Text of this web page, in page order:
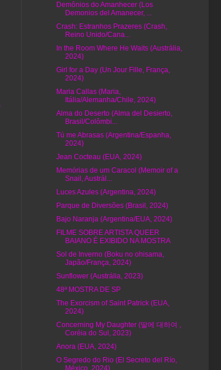
Demônios do Amanhecer (Los
Demonios del Amanecer, ...
Crash: Estranhos Prazeres (Crash,
Reino Unido/Cana...
In the Room Where He Waits (Austrália,
2024)
Girl for a Day (Un Jour Fille, França,
2024)
Maria Callas (Maria,
Itália/Alemanha/Chile, 2024)
Alma do Deserto (Alma del Desierto,
Brasil/Colômbi...
Tú me Abrasas (Argentina/Espanha,
2024)
Jean Cocteau (EUA, 2024)
Memórias de um Caracol (Memoir of a
Snail, Austrál...
Luces Azules (Argentina, 2024)
Parque de Diversões (Brasil, 2024)
Bajo Naranja (Argentina/EUA, 2024)
FILME SOBRE ARTISTA QUEER
BAIANO É EXIBIDO NA MOSTRA
Sol de Inverno (Boku no ohisama,
Japão/França, 2024)
Sunflower (Austrália, 2023)
48ª MOSTRA DE SP
The Exorcism of Saint Patrick (EUA,
2024)
Concerning My Daughter (딸에 대하여 ,
Coréia do Sul, 2023)
Anora (EUA, 2024)
O Segredo do Rio (El Secreto del Río,
México, 2024)